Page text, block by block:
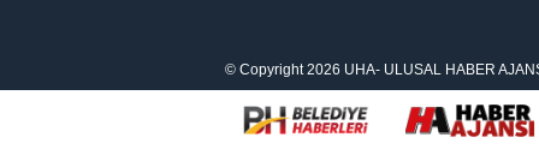
© Copyright 2026 UHA- ULUSAL HABER